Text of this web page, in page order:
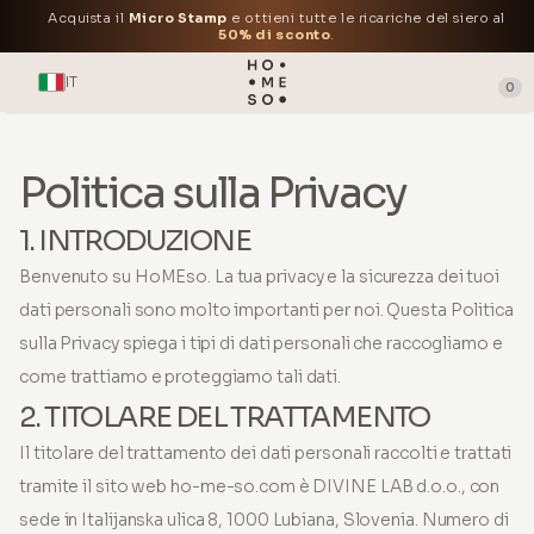
Acquista il Micro Stamp e ottieni tutte le ricariche del siero al
50% di sconto.
IT 0
Politica sulla Privacy
1. INTRODUZIONE
Benvenuto su HoMEso. La tua privacy e la sicurezza dei tuoi
dati personali sono molto importanti per noi. Questa Politica
sulla Privacy spiega i tipi di dati personali che raccogliamo e
come trattiamo e proteggiamo tali dati.
2. TITOLARE DEL TRATTAMENTO
Il titolare del trattamento dei dati personali raccolti e trattati
tramite il sito web ho-me-so.com è DIVINE LAB d.o.o., con
sede in Italijanska ulica 8, 1000 Lubiana, Slovenia. Numero di